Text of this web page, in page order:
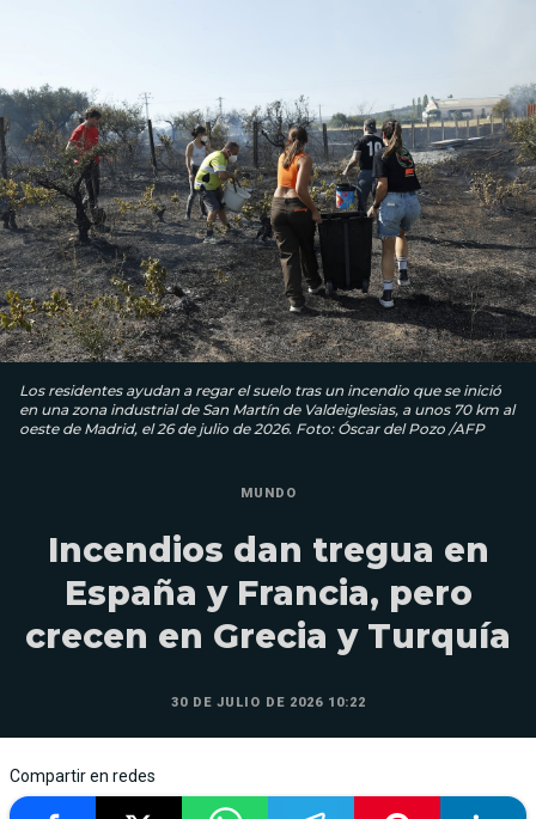
Los residentes ayudan a regar el suelo tras un incendio que se inició
en una zona industrial de San Martín de Valdeiglesias, a unos 70 km al
oeste de Madrid, el 26 de julio de 2026. Foto: Óscar del Pozo /AFP
MUNDO
Incendios dan tregua en
España y Francia, pero
crecen en Grecia y Turquía
30 DE JULIO DE 2026 10:22
Compartir en redes